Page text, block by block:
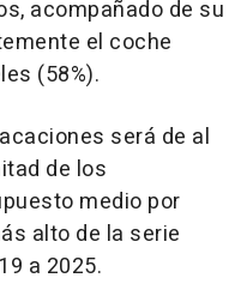
acompañado de su
el coche
(58%).
será de al
de los
medio por
alto de la serie
a 2025.